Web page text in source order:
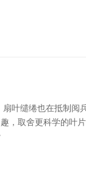
叶缱绻也在抵制阅
，取舍更科学的叶